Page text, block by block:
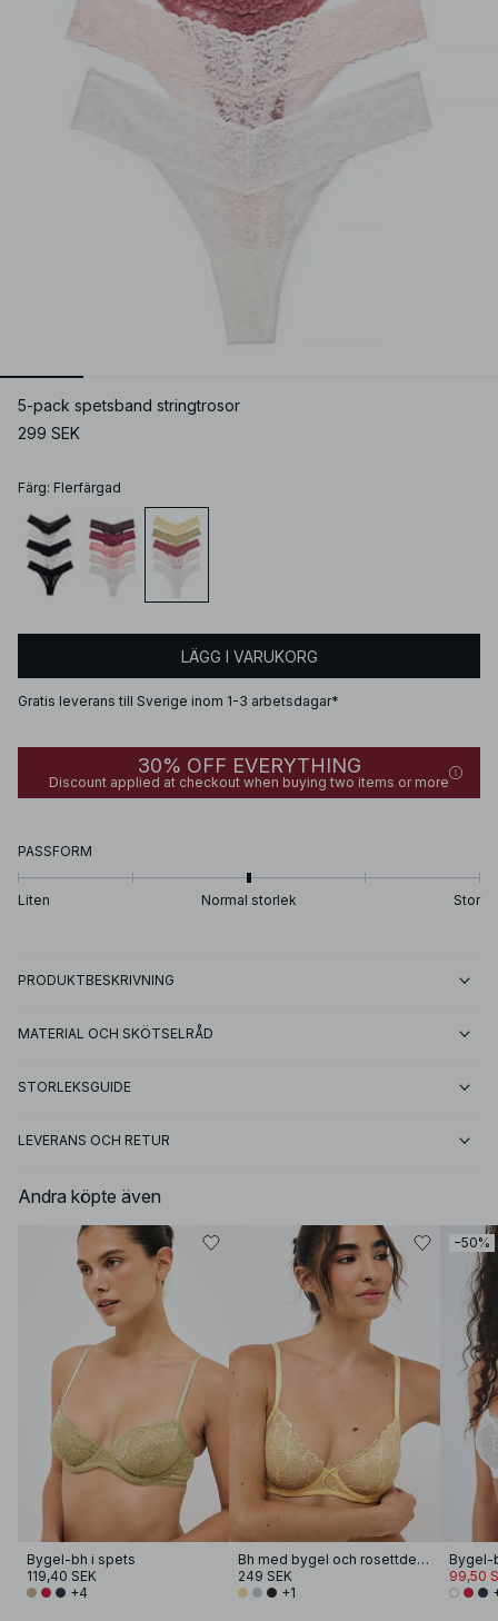
5-pack spetsband stringtrosor
299 SEK
Färg: Flerfärgad
LÄGG I VARUKORG
Gratis leverans till Sverige inom 1-3 arbetsdagar*
30% OFF EVERYTHING
Discount applied at checkout when buying two items or more
PASSFORM
Liten Normal storlek Stor
PRODUKTBESKRIVNING
MATERIAL OCH SKÖTSELRÅD
STORLEKSGUIDE
LEVERANS OCH RETUR
Andra köpte även
Bygel-bh i spets
119,40 SEK
+4
Bh med bygel och rosettdetalj
249 SEK
+1
−50%
Bygel-
99,50